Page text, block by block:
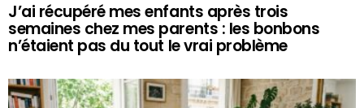
J’ai récupéré mes enfants après trois
semaines chez mes parents : les bonbons
n’étaient pas du tout le vrai problème